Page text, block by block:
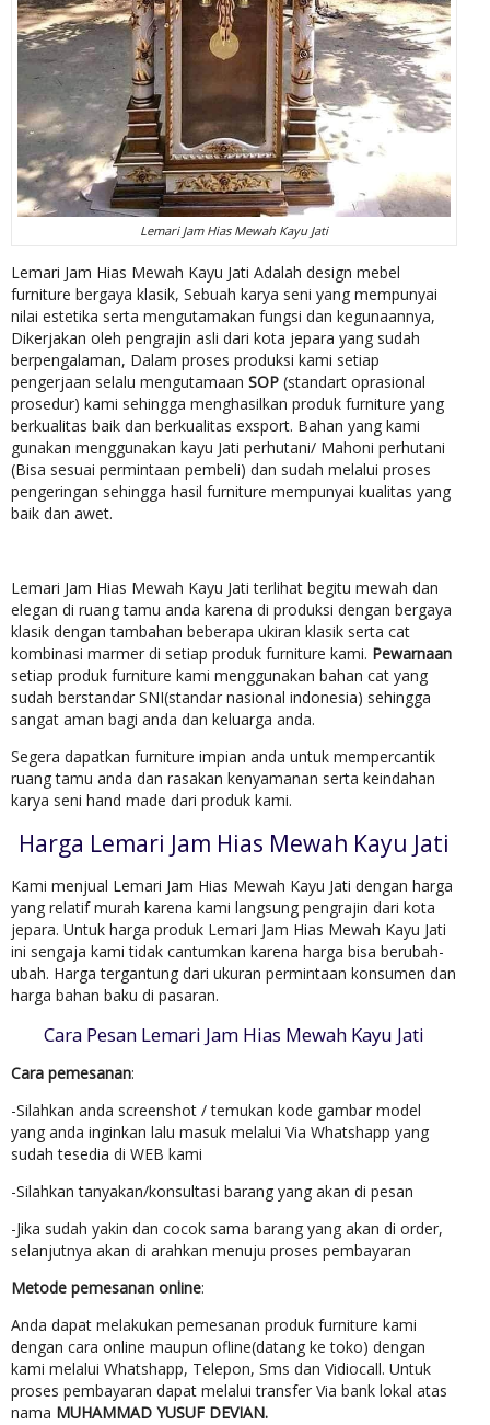
Lemari Jam Hias Mewah Kayu Jati
Lemari Jam Hias Mewah Kayu Jati Adalah design mebel
furniture bergaya klasik, Sebuah karya seni yang mempunyai
nilai estetika serta mengutamakan fungsi dan kegunaannya,
Dikerjakan oleh pengrajin asli dari kota jepara yang sudah
berpengalaman, Dalam proses produksi kami setiap
pengerjaan selalu mengutamaan SOP (standart oprasional
prosedur) kami sehingga menghasilkan produk furniture yang
berkualitas baik dan berkualitas exsport. Bahan yang kami
gunakan menggunakan kayu Jati perhutani/ Mahoni perhutani
(Bisa sesuai permintaan pembeli) dan sudah melalui proses
pengeringan sehingga hasil furniture mempunyai kualitas yang
baik dan awet.
Lemari Jam Hias Mewah Kayu Jati terlihat begitu mewah dan
elegan di ruang tamu anda karena di produksi dengan bergaya
klasik dengan tambahan beberapa ukiran klasik serta cat
kombinasi marmer di setiap produk furniture kami. Pewarnaan
setiap produk furniture kami menggunakan bahan cat yang
sudah berstandar SNI(standar nasional indonesia) sehingga
sangat aman bagi anda dan keluarga anda.
Segera dapatkan furniture impian anda untuk mempercantik
ruang tamu anda dan rasakan kenyamanan serta keindahan
karya seni hand made dari produk kami.
Harga Lemari Jam Hias Mewah Kayu Jati
Kami menjual Lemari Jam Hias Mewah Kayu Jati dengan harga
yang relatif murah karena kami langsung pengrajin dari kota
jepara. Untuk harga produk Lemari Jam Hias Mewah Kayu Jati
ini sengaja kami tidak cantumkan karena harga bisa berubah-
ubah. Harga tergantung dari ukuran permintaan konsumen dan
harga bahan baku di pasaran.
Cara Pesan Lemari Jam Hias Mewah Kayu Jati
Cara pemesanan:
-Silahkan anda screenshot / temukan kode gambar model
yang anda inginkan lalu masuk melalui Via Whatshapp yang
sudah tesedia di WEB kami
-Silahkan tanyakan/konsultasi barang yang akan di pesan
-Jika sudah yakin dan cocok sama barang yang akan di order,
selanjutnya akan di arahkan menuju proses pembayaran
Metode pemesanan online:
Anda dapat melakukan pemesanan produk furniture kami
dengan cara online maupun ofline(datang ke toko) dengan
kami melalui Whatshapp, Telepon, Sms dan Vidiocall. Untuk
proses pembayaran dapat melalui transfer Via bank lokal atas
nama MUHAMMAD YUSUF DEVIAN.